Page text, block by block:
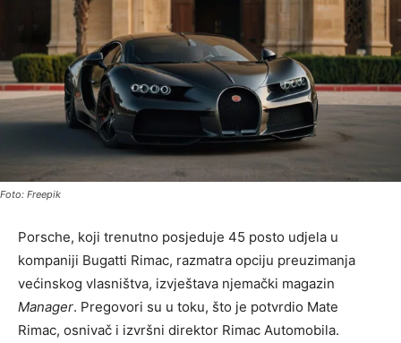
Foto: Freepik
Porsche, koji trenutno posjeduje 45 posto udjela u
kompaniji Bugatti Rimac, razmatra opciju preuzimanja
većinskog vlasništva, izvještava njemački magazin
Manager. Pregovori su u toku, što je potvrdio Mate
Rimac, osnivač i izvršni direktor Rimac Automobila.